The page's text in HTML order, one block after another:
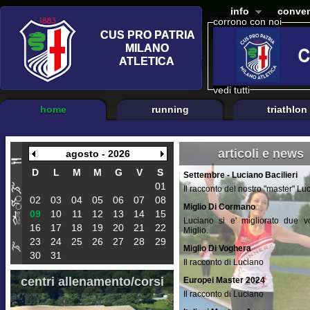
corrono con noi
vedi tutti
info
home running triathlon
agosto - 2026
D
L M M G V
S
01
02
03 04 05 06 07
08
09
10 11 12 13 14
15
16
17 18 19 20 21
22
23
24 25 26 27 28
29
30
31
articoli e news
Settembre - Luciano Bacilieri
Il racconto del nostro "master"
Miglio Di Cormano
Luciano si e' migliorato due
Miglio.
Miglio Di Voghera
Il racconto di Luciano
Europei Master 2024
Il racconto di Luciano
centri allenamento/corsi